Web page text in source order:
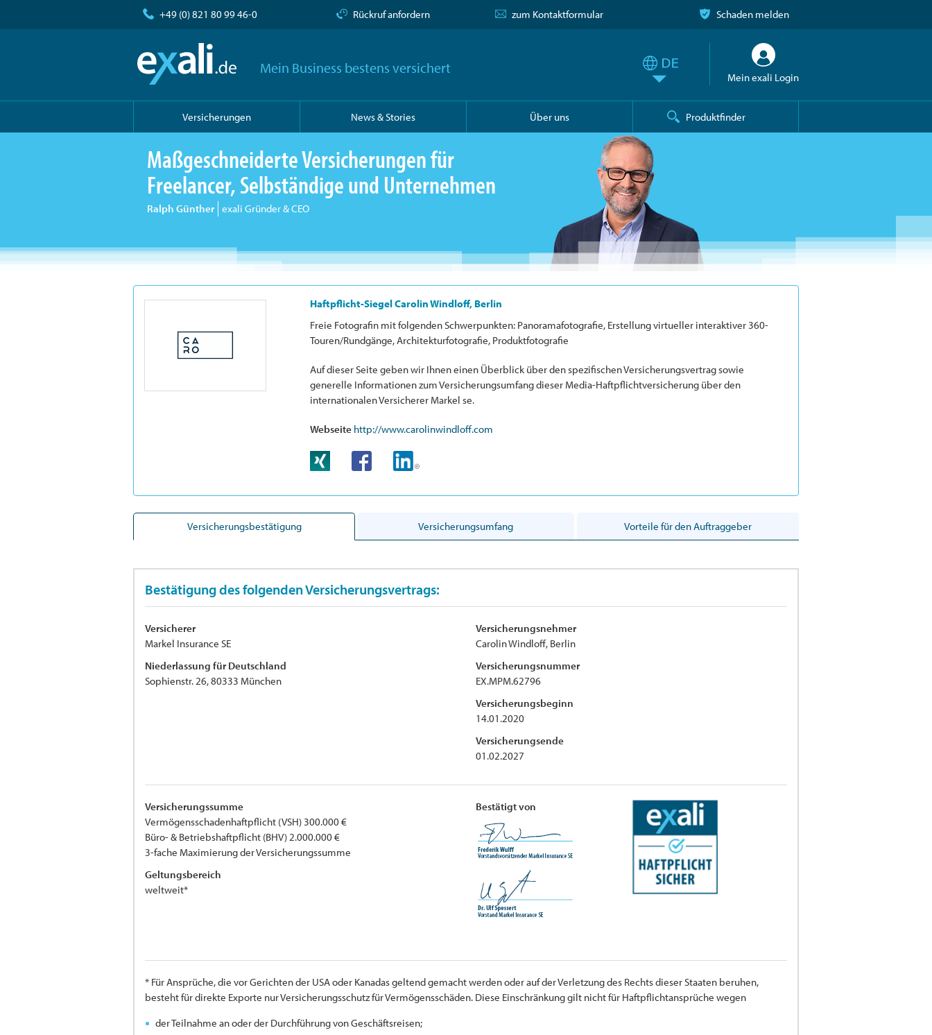
+49 (0) 821 80 99 46-0 Rückruf anfordern zum Kontaktformular Schaden melden
Mein Business bestens versichert
Mein exali Login
Versicherungen News & Stories Über uns Produktfinder
Maßgeschneiderte Versicherungen für
Freelancer, Selbständige und Unternehmen
Ralph Günther exali Gründer & CEO
Haftpflicht-Siegel Carolin Windloff, Berlin
Freie Fotografin mit folgenden Schwerpunkten: Panoramafotografie, Erstellung virtueller interaktiver 360-
Touren/Rundgänge, Architekturfotografie, Produktfotografie
Auf dieser Seite geben wir Ihnen einen Überblick über den spezifischen Versicherungsvertrag sowie
generelle Informationen zum Versicherungsumfang dieser Media-Haftpflichtversicherung über den
internationalen Versicherer Markel se.
Webseite http://www.carolinwindloff.com
Versicherungsbestätigung Versicherungsumfang Vorteile für den Auftraggeber
Bestätigung des folgenden Versicherungsvertrags:
Versicherer
Markel Insurance SE
Niederlassung für Deutschland
Sophienstr. 26, 80333 München
Versicherungsnehmer
Carolin Windloff, Berlin
Versicherungsnummer
EX.MPM.62796
Versicherungsbeginn
14.01.2020
Versicherungsende
01.02.2027
Versicherungssumme
Vermögensschadenhaftpflicht (VSH) 300.000 €
Büro- & Betriebshaftpflicht (BHV) 2.000.000 €
3-fache Maximierung der Versicherungssumme
Geltungsbereich
weltweit*
Bestätigt von
* Für Ansprüche, die vor Gerichten der USA oder Kanadas geltend gemacht werden oder auf der Verletzung des Rechts dieser Staaten beruhen,
besteht für direkte Exporte nur Versicherungsschutz für Vermögensschäden. Diese Einschränkung gilt nicht für Haftpflichtansprüche wegen
der Teilnahme an oder der Durchführung von Geschäftsreisen;